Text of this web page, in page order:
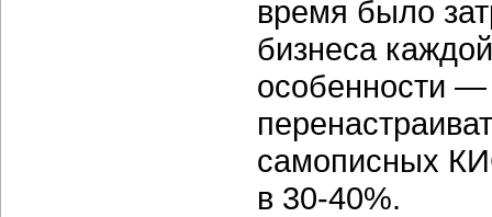
время было
бизнеса
особенности
самописных
в 30-40%.